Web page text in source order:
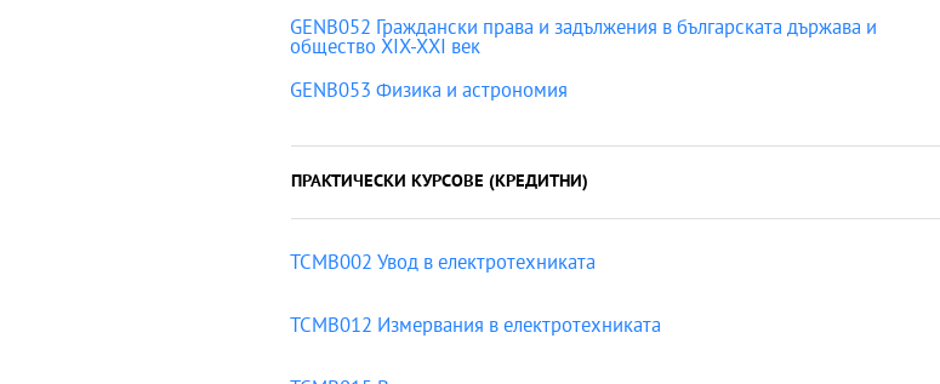
GENB052 Граждански права и задължения в българската държава и
общество XIX-XXI век
GENB053 Физика и астрономия
ПРАКТИЧЕСКИ КУРСОВЕ (КРЕДИТНИ)
TCMB002 Увод в електротехниката
TCMB012 Измервания в електротехниката